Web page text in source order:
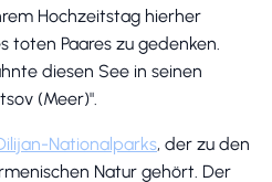
Hochzeitstag hierher
toten Paares zu gedenken.
diesen See in seinen
(Meer)".
Nationalparks, der zu den
Natur gehört. Der